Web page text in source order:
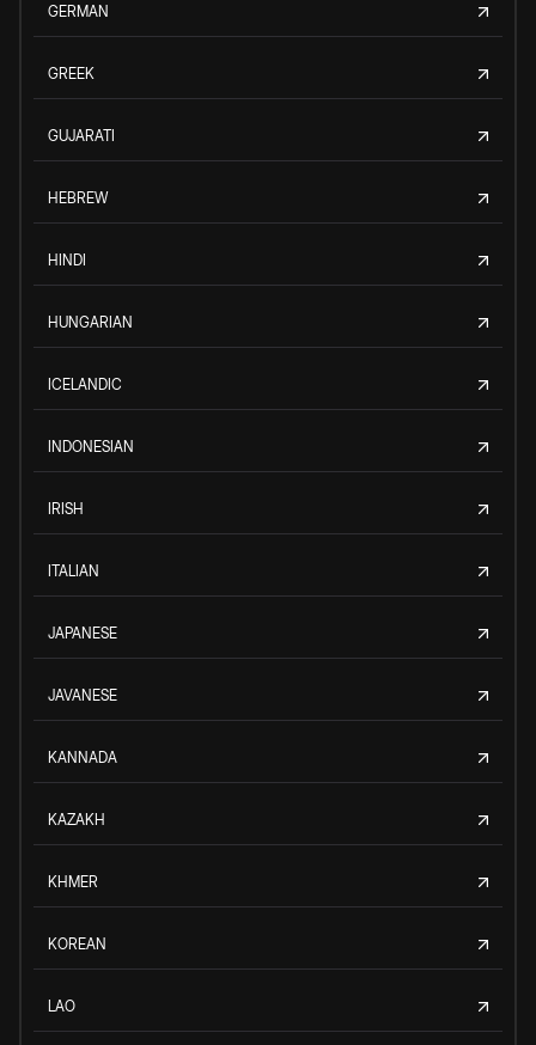
GERMAN
GREEK
GUJARATI
HEBREW
HINDI
HUNGARIAN
ICELANDIC
INDONESIAN
IRISH
ITALIAN
JAPANESE
JAVANESE
KANNADA
KAZAKH
KHMER
KOREAN
LAO